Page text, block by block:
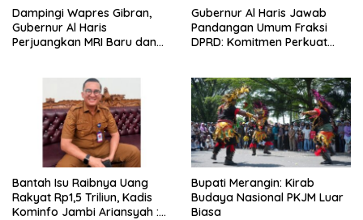
Dampingi Wapres Gibran,
Gubernur Al Haris
Perjuangkan MRI Baru dan
Gubernur Al Haris Jawab
Pandangan Umum Fraksi
DPRD: Komitmen Perkuat
Bantah Isu Raibnya Uang
Rakyat Rp1,5 Triliun, Kadis
Kominfo Jambi Ariansyah :
Bupati Merangin: Kirab
Budaya Nasional PKJM Luar
Biasa